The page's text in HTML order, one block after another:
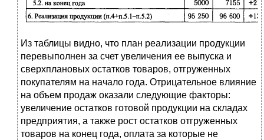
Из таблицы видно, что план реализации продукции
перевыполнен за счет увеличения ее выпуска и
сверхплановых остатков товаров, отгруженных
покупателям на начало года. Отрицательное влияние
на объем продаж оказали следующие факторы:
увеличение остатков готовой продукции на складах
предприятия, а также рост остатков отгруженных
товаров на конец года, оплата за которые не